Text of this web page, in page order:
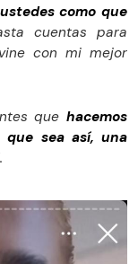
como que
cuentas para
con mi mejor
quehacemos
que sea así, una